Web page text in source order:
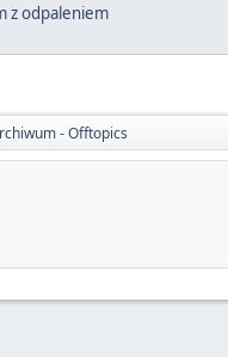
z odpaleniem
- Offtopics